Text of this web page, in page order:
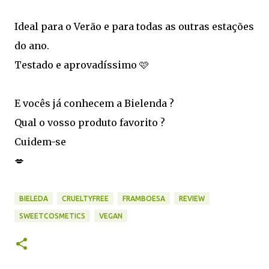
Ideal para o Verão e para todas as outras estações
do ano.
Testado e aprovadíssimo 🩷
E vocês já conhecem a Bielenda ?
Qual o vosso produto favorito ?
Cuidem-se
💋
BIELEDA CRUELTYFREE FRAMBOESA REVIEW
SWEETCOSMETICS VEGAN